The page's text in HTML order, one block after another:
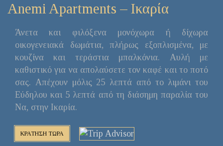
Anemi Apartments – Ικαρία
Άνετα και φιλόξενα μονόχωρα ή δίχωρα
οικογενειακά δωμάτια, πλήρως εξοπλισμένα, με
κουζίνα και τεράστια μπαλκόνια. Αυλή με
καθιστικό για να απολαύσετε τον καφέ και το ποτό
σας. Απέχουν μόλις 25 λεπτά από το λιμάνι του
Εύδηλου και 5 λεπτά από τη διάσημη παραλία του
Να, στην Ικαρία.
ΚΡΑΤΗΣΗ ΤΩΡΑ